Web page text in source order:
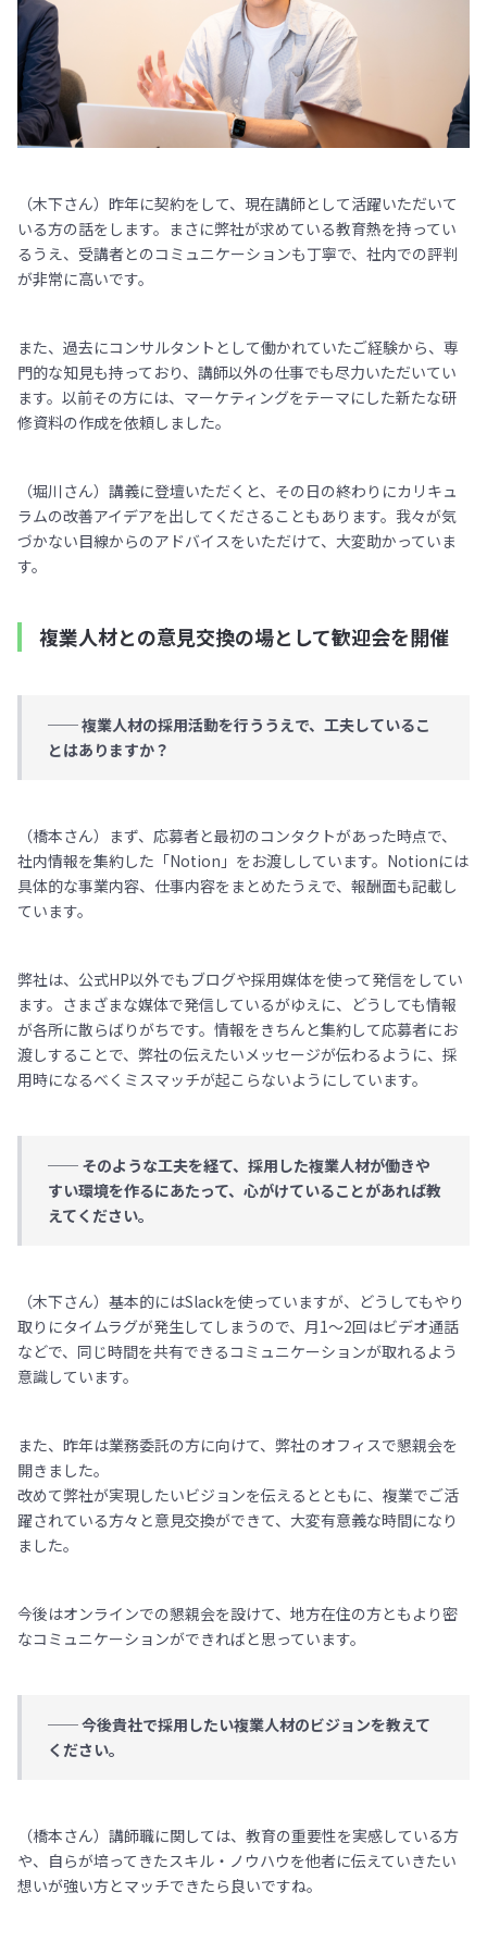
（木下さん）昨年に契約をして、現在講師として活躍いただいて
いる方の話をします。まさに弊社が求めている教育熱を持ってい
るうえ、受講者とのコミュニケーションも丁寧で、社内での評判
が非常に高いです。
また、過去にコンサルタントとして働かれていたご経験から、専
門的な知見も持っており、講師以外の仕事でも尽力いただいてい
ます。以前その方には、マーケティングをテーマにした新たな研
修資料の作成を依頼しました。
（堀川さん）講義に登壇いただくと、その日の終わりにカリキュ
ラムの改善アイデアを出してくださることもあります。我々が気
づかない目線からのアドバイスをいただけて、大変助かっていま
す。
複業人材との意見交換の場として歓迎会を開催
── 複業人材の採用活動を行ううえで、工夫しているこ
とはありますか？
（橋本さん）まず、応募者と最初のコンタクトがあった時点で、
社内情報を集約した「Notion」をお渡ししています。Notionには
具体的な事業内容、仕事内容をまとめたうえで、報酬面も記載し
ています。
弊社は、公式HP以外でもブログや採用媒体を使って発信をしてい
ます。さまざまな媒体で発信しているがゆえに、どうしても情報
が各所に散らばりがちです。情報をきちんと集約して応募者にお
渡しすることで、弊社の伝えたいメッセージが伝わるように、採
用時になるべくミスマッチが起こらないようにしています。
── そのような工夫を経て、採用した複業人材が働きや
すい環境を作るにあたって、心がけていることがあれば教
えてください。
（木下さん）基本的にはSlackを使っていますが、どうしてもやり
取りにタイムラグが発生してしまうので、月1〜2回はビデオ通話
などで、同じ時間を共有できるコミュニケーションが取れるよう
意識しています。
また、昨年は業務委託の方に向けて、弊社のオフィスで懇親会を
開きました。
改めて弊社が実現したいビジョンを伝えるとともに、複業でご活
躍されている方々と意見交換ができて、大変有意義な時間になり
ました。
今後はオンラインでの懇親会を設けて、地方在住の方ともより密
なコミュニケーションができればと思っています。
── 今後貴社で採用したい複業人材のビジョンを教えて
ください。
（橋本さん）講師職に関しては、教育の重要性を実感している方
や、自らが培ってきたスキル・ノウハウを他者に伝えていきたい
想いが強い方とマッチできたら良いですね。